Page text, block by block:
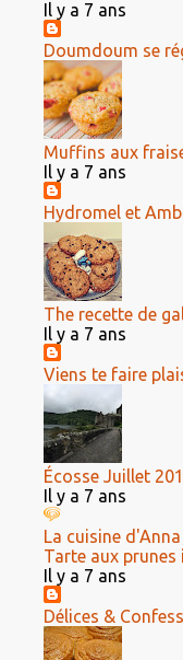
Il y a 7 ans
Doumdoum se
Muffins aux
Il y a 7 ans
Hydromel et
The recette de
Il y a 7 ans
Viens te faire
Écosse Juillet
Il y a 7 ans
La cuisine d'Anna
Tarte aux prunes
Il y a 7 ans
Délices &